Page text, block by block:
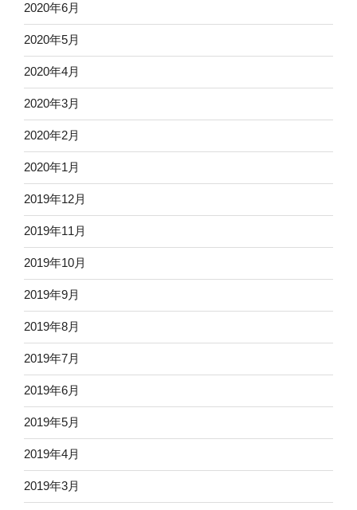
2020年6月
2020年5月
2020年4月
2020年3月
2020年2月
2020年1月
2019年12月
2019年11月
2019年10月
2019年9月
2019年8月
2019年7月
2019年6月
2019年5月
2019年4月
2019年3月